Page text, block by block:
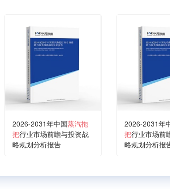
2026-2031年中国蒸汽拖
把行业市场前瞻与投资战
略规划分析报告
2026-2031年
把行业市场前
略规划分析报